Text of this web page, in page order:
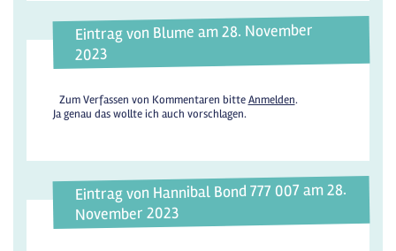
Eintrag von Blume am 28. November
2023
Zum Verfassen von Kommentaren bitteAnmelden.
Ja genau das wollte ich auch vorschlagen.
Eintrag von Hannibal Bond 777 007 am 28.
November 2023